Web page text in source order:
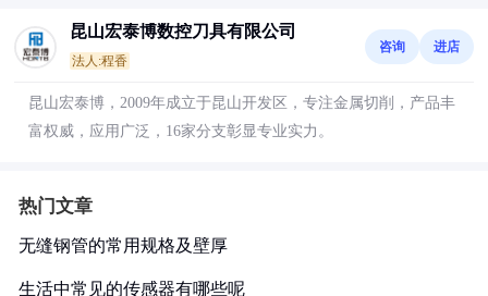
昆山宏泰博数控刀具有限公司
法人:程香
咨询 进店
昆山宏泰博，2009年成立于昆山开发区，专注金属切削，产品丰
富权威，应用广泛，16家分支彰显专业实力。
热门文章
无缝钢管的常用规格及壁厚
生活中常见的传感器有哪些呢